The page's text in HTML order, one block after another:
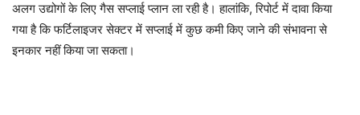
अलग उद्योगों के लिए गैस सप्लाई प्लान ला रही है। हालांकि, रिपोर्ट में दावा किया
गया है कि फर्टिलाइजर सेक्टर में सप्लाई में कुछ कमी किए जाने की संभावना से
इनकार नहीं किया जा सकता।